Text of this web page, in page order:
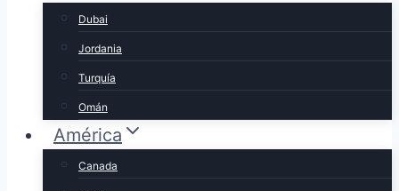
Dubai
Jordania
Turquía
Omán
América
Canada